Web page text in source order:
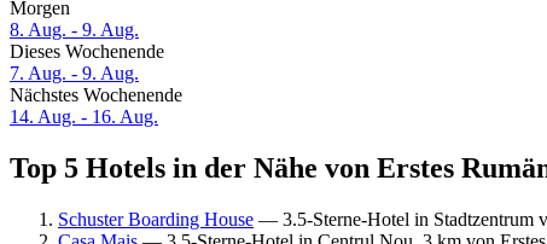
Morgen
8. Aug. - 9. Aug.
Dieses Wochenende
7. Aug. - 9. Aug.
Nächstes Wochenende
14. Aug. - 16. Aug.
Top 5 Hotels in der Nähe von Erstes
Schuster Boarding House — 3.5-Sterne-Hotel in Stadtzentrum